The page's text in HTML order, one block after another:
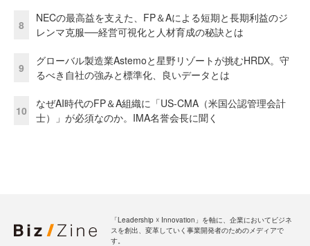
8
NECの最高益を支えた、FP＆Aによる短期と長期利益のジ
レンマ克服──経営可視化と人材育成の秘訣とは
9
グローバル製造業Astemoと星野リゾートが挑むHRDX。守
るべき自社の強みと標準化、良いデータとは
10
なぜAI時代のFP＆A組織に「US-CMA（米国公認管理会計
士）」が必須なのか。IMA名誉会長に聞く
「Leadership ☓ Innovation」を軸に、企業においてビジネ
スを創出、変革していく事業開発者のためのメディアで
す。